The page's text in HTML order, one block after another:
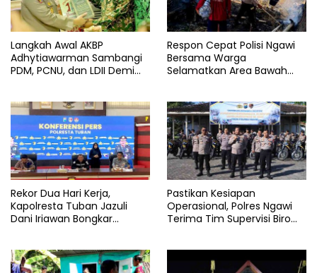
Langkah Awal AKBP
Adhytiawarman Sambangi
PDM, PCNU, dan LDII Demi
Respon Cepat Polisi Ngawi
Bersama Warga
Selamatkan Area Bawah
Rekor Dua Hari Kerja,
Kapolresta Tuban Jazuli
Dani Iriawan Bongkar
Pastikan Kesiapan
Operasional, Polres Ngawi
Terima Tim Supervisi Biro